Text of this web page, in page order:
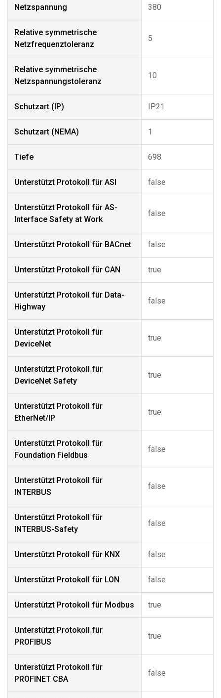
Netzspannung 380
Relative symmetrische
Netzfrequenztoleranz
5
Relative symmetrische
Netzspannungstoleranz
10
Schutzart (IP) IP21
Schutzart (NEMA) 1
Tiefe 698
Unterstützt Protokoll für ASI false
Unterstützt Protokoll für AS-
Interface Safety at Work
false
Unterstützt Protokoll für BACnet false
Unterstützt Protokoll für CAN true
Unterstützt Protokoll für Data-
Highway
false
Unterstützt Protokoll für
DeviceNet
true
Unterstützt Protokoll für
DeviceNet Safety
true
Unterstützt Protokoll für
EtherNet/IP
true
Unterstützt Protokoll für
Foundation Fieldbus
false
Unterstützt Protokoll für
INTERBUS
false
Unterstützt Protokoll für
INTERBUS-Safety
false
Unterstützt Protokoll für KNX false
Unterstützt Protokoll für LON false
Unterstützt Protokoll für Modbus true
Unterstützt Protokoll für
PROFIBUS
true
Unterstützt Protokoll für
PROFINET CBA
false